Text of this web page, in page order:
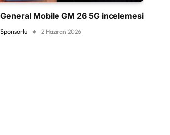
General Mobile GM 26 5G incelemesi
Sponsorlu 2 Haziran 2026